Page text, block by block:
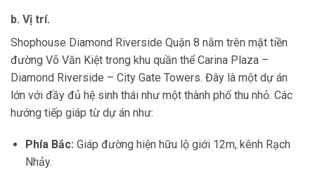
b. Vị trí.
Shophouse Diamond Riverside Quận 8 nằm trên mặt tiền
đường Võ Văn Kiệt trong khu quần thể Carina Plaza –
Diamond Riverside – City Gate Towers. Đây là một dự án
lớn với đầy đủ hệ sinh thái như một thành phố thu nhỏ. Các
hướng tiếp giáp từ dự án như:
Phía Bắc: Giáp đường hiện hữu lộ giới 12m, kênh Rạch
Nhảy.